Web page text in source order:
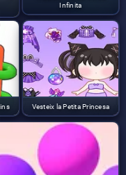
Infinita
Vesteix la Petita Princesa